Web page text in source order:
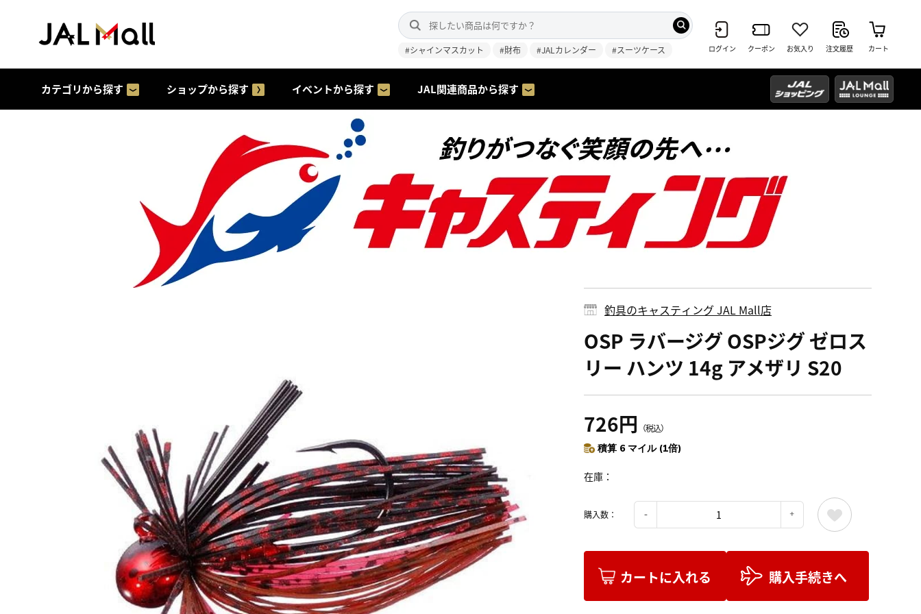
#シャインマスカット #財布 #JALカレンダー #スーツケース ログイン クーポン お気入り 注文履歴 カート
カテゴリから探す ショップから探す イベントから探す JAL関連商品から探す
釣具のキャスティング JAL Mall店
OSP ラバージグ OSPジグ ゼロス
リー ハンツ 14g アメザリ S20
726円 （税込）
積算 6 マイル (1倍)
在庫
購入数：
カートに入れる 購入手続きへ